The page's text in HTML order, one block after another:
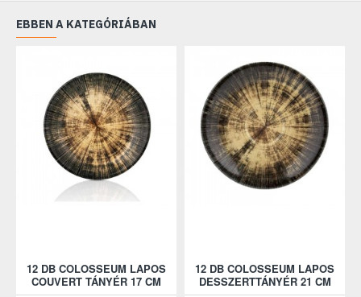
EBBEN A KATEGÓRIÁBAN
12 DB COLOSSEUM LAPOS
COUVERT TÁNYÉR 17 CM
12 DB COLOSSEUM LAPOS
DESSZERTTÁNYÉR 21 CM